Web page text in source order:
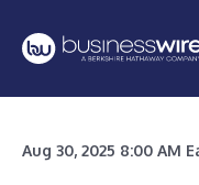
Aug 30, 2025 8:00 AM